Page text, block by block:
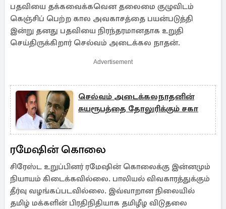
பதவியை தக்கவைக்கவென தலைமை குழுவிடம்
கெஞ்சிப் பெற்ற கால அவகாசத்தை பயன்படுத்தி
இன்று தனது பதவியை நிரந்தரமானதாக உறுதி
செய்திருக்கிறார் செல்வம் அடைக்கல நாதன்.
Advertisement
செல்வம் அடைக்கலநாதனின்
சுயரூபத்தை தோலுரிக்கும் சகா
ரமேஷின் கொலை
சிரேஸ்ட உறுப்பினர் ரமேஷின் கொலைக்கு இன்னமும்
நியாயம் கிடைக்கவில்லை. பாலியல் விவகாரத்துக்கும்
தீர்வு வழங்கப்படவில்லை. இவ்வாறான நிலையில்
தமிழ் மக்களின் பிரதிநிதியாக தமிழீழ விடுதலை